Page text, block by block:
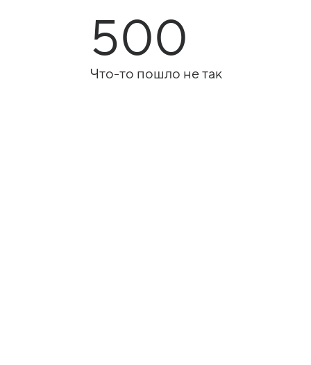
500
Что-то пошло не так